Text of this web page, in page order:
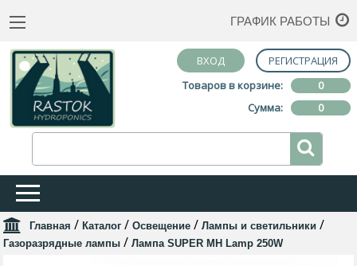
ГРАФИК РАБОТЫ
ВХОД
РЕГИСТРАЦИЯ
Товаров в корзине:
0
Сумма:
0
Главная / Каталог / Освещение / Лампы и светильники /
Газоразрядные лампы / Лампа SUPER MH Lamp 250W